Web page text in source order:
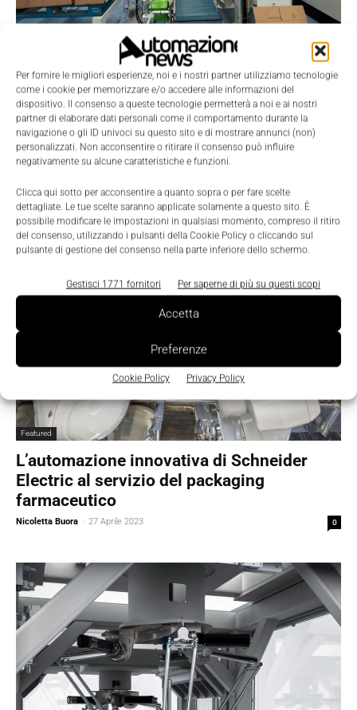
Per fornire le migliori esperienze, noi e i nostri partner utilizziamo tecnologie
come i cookie per memorizzare e/o accedere alle informazioni del
dispositivo. Il consenso a queste tecnologie permetterà a noi e ai nostri
partner di elaborare dati personali come il comportamento durante la
navigazione o gli ID univoci su questo sito e di mostrare annunci (non)
personalizzati. Non acconsentire o ritirare il consenso può influire
negativamente su alcune caratteristiche e funzioni.
Clicca qui sotto per acconsentire a quanto sopra o per fare scelte
dettagliate. Le tue scelte saranno applicate solamente a questo sito. È
possibile modificare le impostazioni in qualsiasi momento, compreso il ritiro
del consenso, utilizzando i pulsanti della Cookie Policy o cliccando sul
pulsante di gestione del consenso nella parte inferiore dello schermo.
Gestisci 1771 fornitori Per saperne di più su questi scopi
Accetta
Preferenze
Cookie Policy Privacy Policy
IIoT e digitalizzazione per impianti di
packaging di nuova generazione
Massimiliano Luce - 2 Maggio 2023
Featured
L’automazione innovativa di Schneider
Electric al servizio del packaging
farmaceutico
Nicoletta Buora - 27 Aprile 2023 0